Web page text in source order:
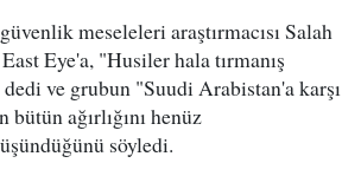
meseleleri araştırmacısı Salah
Eye'a, "Husiler hala tırmanış
ve grubun "Suudi Arabistan'a karşı
ağırlığını henüz
söyledi.